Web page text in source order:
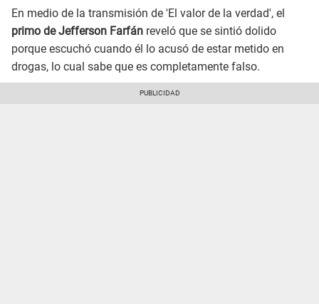
En medio de la transmisión de 'El valor de la verdad', el
primo de Jefferson Farfán reveló que se sintió dolido
porque escuchó cuando él lo acusó de estar metido en
drogas, lo cual sabe que es completamente falso.